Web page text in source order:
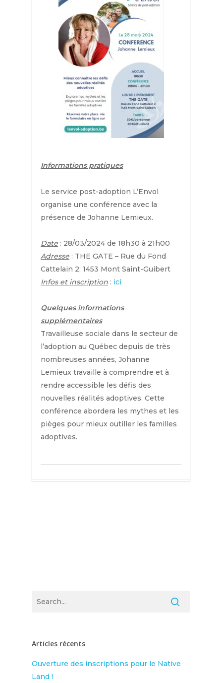
Informations pratiques
Le service post-adoption L’Envol
organise une conférence avec la
présence de Johanne Lemieux.
Date : 28/03/2024 de 18h30 à 21h00
Adresse : THE GATE – Rue du Fond
Cattelain 2, 1453 Mont Saint-Guibert
Infos et inscription : ici
Quelques informations
supplémentaires
Travailleuse sociale dans le secteur de
l’adoption au Québec depuis de très
nombreuses années, Johanne
Lemieux travaille à comprendre et à
rendre accessible les défis des
nouvelles réalités adoptives. Cette
conférence abordera les mythes et les
pièges pour mieux outiller les familles
adoptives.
Articles récents
Ouverture des inscriptions pour le Native
Land !